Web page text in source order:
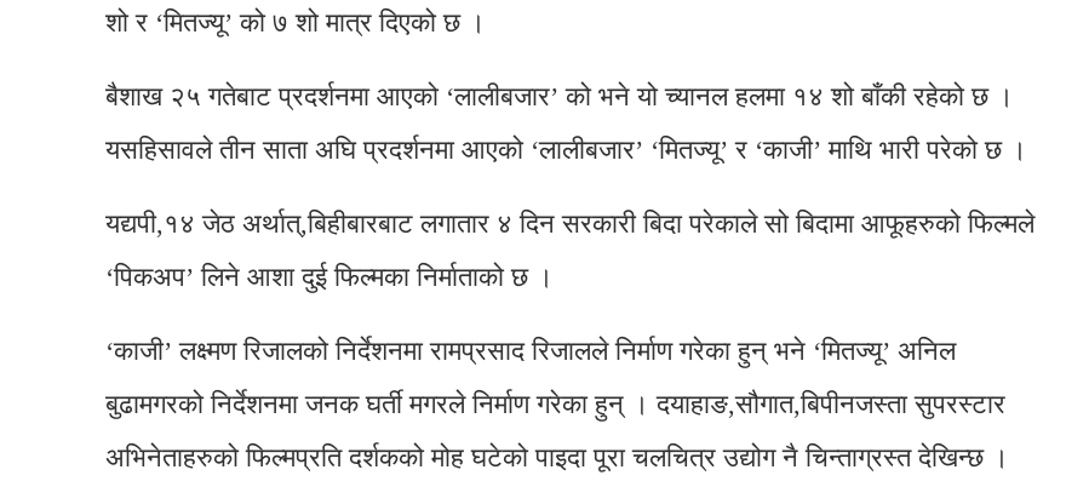
शो र ‘मितज्यू’ को ७ शो मात्र दिएको छ ।
बैशाख २५ गतेबाट प्रदर्शनमा आएको ‘लालीबजार’ को भने यो च्यानल हलमा १४ शो बाँकी रहेको छ ।
यसहिसावले तीन साता अघि प्रदर्शनमा आएको ‘लालीबजार’ ‘मितज्यू’ र ‘काजी’ माथि भारी परेको छ ।
यद्यपी,१४ जेठ अर्थात्,बिहीबारबाट लगातार ४ दिन सरकारी बिदा परेकाले सो बिदामा आफूहरुको फिल्मले
‘पिकअप’ लिने आशा दुई फिल्मका निर्माताको छ ।
‘काजी’ लक्ष्मण रिजालको निर्देशनमा रामप्रसाद रिजालले निर्माण गरेका हुन् भने ‘मितज्यू’ अनिल
बुढामगरको निर्देशनमा जनक घर्ती मगरले निर्माण गरेका हुन् । दयाहाङ,सौगात,बिपीनजस्ता सुपरस्टार
अभिनेताहरुको फिल्मप्रति दर्शकको मोह घटेको पाइदा पूरा चलचित्र उद्योग नै चिन्ताग्रस्त देखिन्छ ।